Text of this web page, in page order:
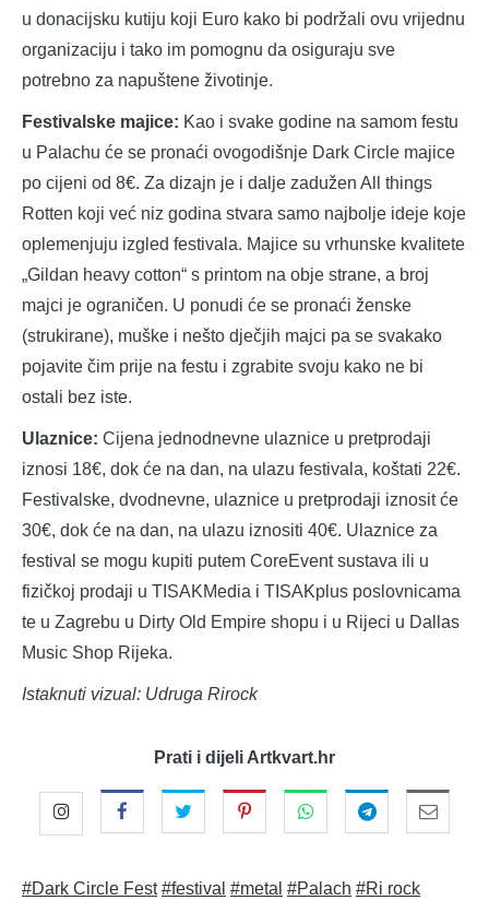
u donacijsku kutiju koji Euro kako bi podržali ovu vrijednu
organizaciju i tako im pomognu da osiguraju sve
potrebno za napuštene životinje.
Festivalske majice: Kao i svake godine na samom festu
u Palachu će se pronaći ovogodišnje Dark Circle majice
po cijeni od 8€. Za dizajn je i dalje zadužen All things
Rotten koji već niz godina stvara samo najbolje ideje koje
oplemenjuju izgled festivala. Majice su vrhunske kvalitete
„Gildan heavy cotton“ s printom na obje strane, a broj
majci je ograničen. U ponudi će se pronaći ženske
(strukirane), muške i nešto dječjih majci pa se svakako
pojavite čim prije na festu i zgrabite svoju kako ne bi
ostali bez iste.
Ulaznice: Cijena jednodnevne ulaznice u pretprodaji
iznosi 18€, dok će na dan, na ulazu festivala, koštati 22€.
Festivalske, dvodnevne, ulaznice u pretprodaji iznosit će
30€, dok će na dan, na ulazu iznositi 40€. Ulaznice za
festival se mogu kupiti putem CoreEvent sustava ili u
fizičkoj prodaji u TISAKMedia i TISAKplus poslovnicama
te u Zagrebu u Dirty Old Empire shopu i u Rijeci u Dallas
Music Shop Rijeka.
Istaknuti vizual: Udruga Rirock
Prati i dijeli Artkvart.hr
#Dark Circle Fest #festival #metal #Palach #Ri rock